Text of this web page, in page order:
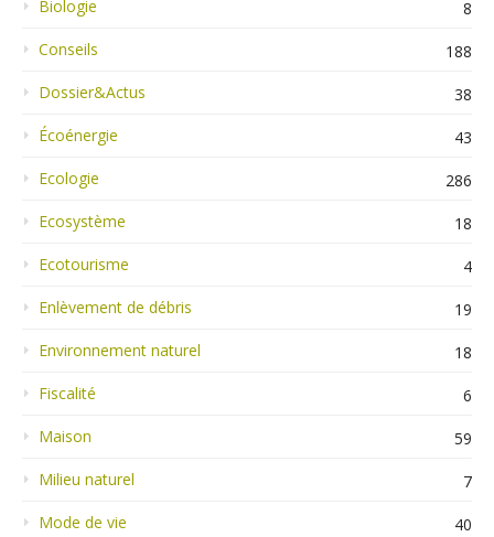
Biologie
8
Conseils
188
Dossier&Actus
38
Écoénergie
43
Ecologie
286
Ecosystème
18
Ecotourisme
4
Enlèvement de débris
19
Environnement naturel
18
Fiscalité
6
Maison
59
Milieu naturel
7
Mode de vie
40